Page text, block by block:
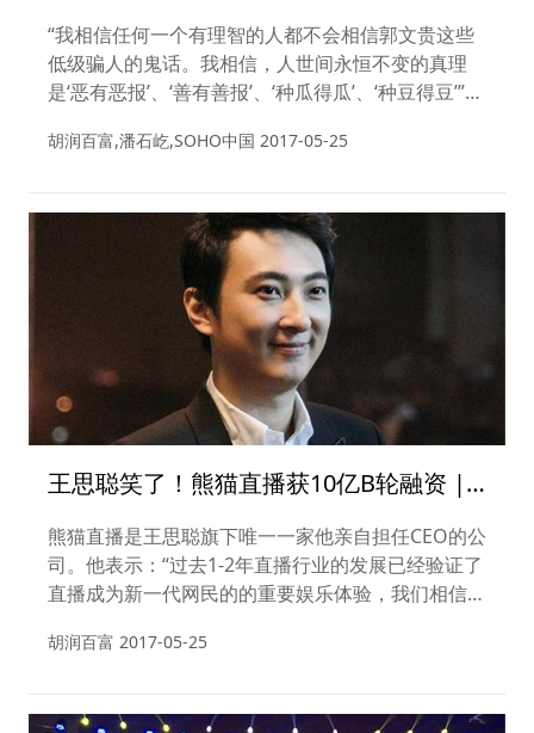
智的人都不会相信郭文贵这些低级骗人的
鬼话
“我相信任何一个有理智的人都不会相信郭文贵这些
低级骗人的鬼话。我相信，人世间永恒不变的真理
是‘恶有恶报’、‘善有善报’、‘种瓜得瓜’、‘种豆得豆’”。
胡润百富,潘石屹,SOHO中国 2017-05-25
王思聪笑了！熊猫直播获10亿B轮融资 |
直播圈从爆发到洗牌
熊猫直播是王思聪旗下唯一一家他亲自担任CEO的公
司。他表示：“过去1-2年直播行业的发展已经验证了
直播成为新一代网民的的重要娱乐体验，我们相信直
胡润百富 2017-05-25